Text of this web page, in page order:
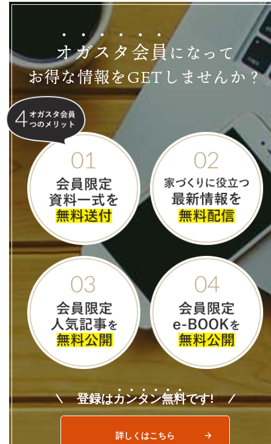
オガス タ会員になって
お得な情報をGETしませんか？
登録はカンタン無料です!
詳しくはこちら